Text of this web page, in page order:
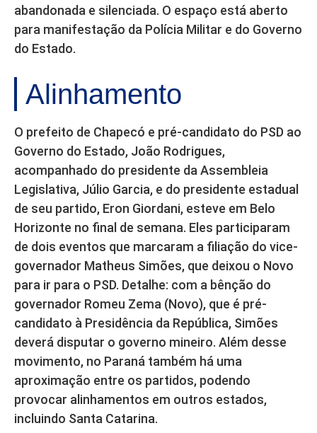
abandonada e silenciada. O espaço está aberto
para manifestação da Polícia Militar e do Governo
do Estado.
Alinhamento
O prefeito de Chapecó e pré-candidato do PSD ao
Governo do Estado, João Rodrigues,
acompanhado do presidente da Assembleia
Legislativa, Júlio Garcia, e do presidente estadual
de seu partido, Eron Giordani, esteve em Belo
Horizonte no final de semana. Eles participaram
de dois eventos que marcaram a filiação do vice-
governador Matheus Simões, que deixou o Novo
para ir para o PSD. Detalhe: com a bênção do
governador Romeu Zema (Novo), que é pré-
candidato à Presidência da República, Simões
deverá disputar o governo mineiro. Além desse
movimento, no Paraná também há uma
aproximação entre os partidos, podendo
provocar alinhamentos em outros estados,
incluindo Santa Catarina.